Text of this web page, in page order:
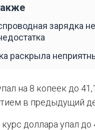
зарядка
раскрыла
на 8 копеек до
в предыдущий
доллара упал